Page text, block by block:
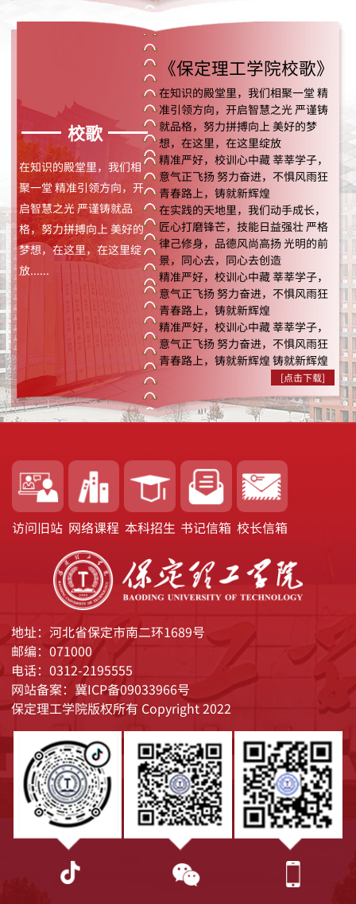
校歌
在知识的殿堂里，我们相
聚一堂 精准引领方向，开
启智慧之光 严谨铸就品
格，努力拼搏向上 美好的
梦想，在这里，在这里绽
放......
《保定理工学院校歌》
在知识的殿堂里，我们相聚一堂 精
准引领方向，开启智慧之光 严谨铸
就品格，努力拼搏向上 美好的梦
想，在这里，在这里绽放
精准严好，校训心中藏 莘莘学子，
意气正飞扬 努力奋进，不惧风雨狂
青春路上，铸就新辉煌
在实践的天地里，我们动手成长，
匠心打磨锋芒，技能日益强壮 严格
律己修身，品德风尚高扬 光明的前
景，同心去，同心去创造
精准严好，校训心中藏 莘莘学子，
意气正飞扬 努力奋进，不惧风雨狂
青春路上，铸就新辉煌
精准严好，校训心中藏 莘莘学子，
意气正飞扬 努力奋进，不惧风雨狂
青春路上，铸就新辉煌 铸就新辉煌
[点击下载]
访问旧站 网络课程 本科招生 书记信箱 校长信箱
地址：河北省保定市南二环1689号
邮编：071000
电话：0312-2195555
网站备案：冀ICP备09033966号
保定理工学院版权所有 Copyright 2022